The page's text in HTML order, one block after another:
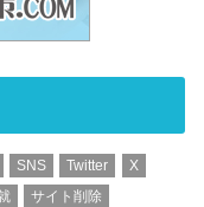
SNS Twitter
X
サイト削除